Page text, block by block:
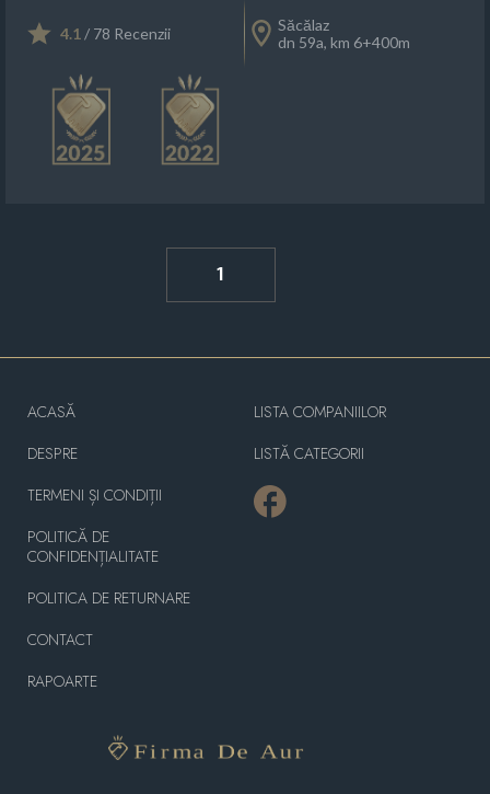
4.1 / 78 Recenzii
Săcălaz
dn 59a, km 6+400m
1
ACASĂ
DESPRE
TERMENI ȘI CONDIȚII
POLITICĂ DE
CONFIDENȚIALITATE
POLITICA DE RETURNARE
CONTACT
RAPOARTE
LISTA COMPANIILOR
LISTĂ CATEGORII